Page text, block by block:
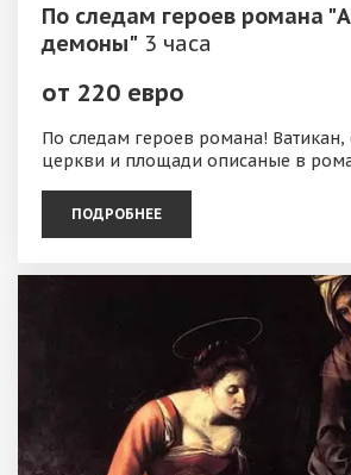
По следам героев романа
демоны" 3 часа
от 220 евро
По следам героев романа!
церкви и площади описаные в
ПОДРОБНЕЕ